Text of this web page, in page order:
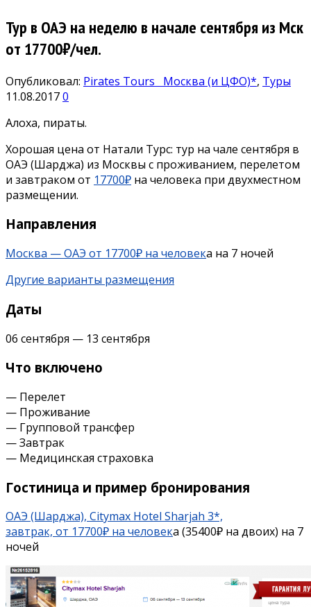
Тур в ОАЭ на неделю в начале сентября из Мск
от 17700₽/чел.
Опубликовал: Pirates Tours Москва (и ЦФО)*, Туры
11.08.20170
Алоха, пираты.
Хорошая цена от Натали Турс: тур на чале сентября в
ОАЭ (Шарджа) из Москвы с проживанием, перелетом
и завтраком от 17700₽ на человека при двухместном
размещении.
Направления
Москва — ОАЭ от 17700₽ на человека на 7 ночей
Другие варианты размещения
Даты
06 сентября — 13 сентября
Что включено
— Перелет
— Проживание
— Групповой трансфер
— Завтрак
— Медицинская страховка
Гостиница и пример бронирования
ОАЭ (Шарджа), Citymax Hotel Sharjah 3*,
завтрак, от 17700₽ на человека (35400₽ на двоих) на 7
ночей